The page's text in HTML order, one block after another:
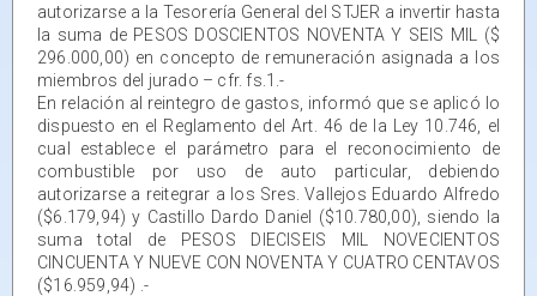
autorizarse a la Tesorería General del STJER a invertir hasta
la suma de PESOS DOSCIENTOS NOVENTA Y SEIS MIL ($
296.000,00) en concepto de remuneración asignada a los
miembros del jurado – cfr. fs.1.-
En relación al reintegro de gastos, informó que se aplicó lo
dispuesto en el Reglamento del Art. 46 de la Ley 10.746, el
cual establece el parámetro para el reconocimiento de
combustible por uso de auto particular, debiendo
autorizarse a reitegrar a los Sres. Vallejos Eduardo Alfredo
($6.179,94) y Castillo Dardo Daniel ($10.780,00), siendo la
suma total de PESOS DIECISEIS MIL NOVECIENTOS
CINCUENTA Y NUEVE CON NOVENTA Y CUATRO CENTAVOS
($16.959,94) .-